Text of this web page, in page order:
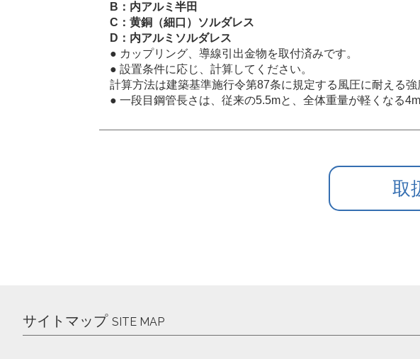
B：内アルミ半田
C：黄銅（細口）ソルダレス
D：内アルミソルダレス
● カップリング、導線引出金物を取付済みです。
● 設置条件に応じ、計算してください。
計算方法は建築基準施行令第87条に規定する風圧に耐える強
● 一段目鋼管長さは、従来の5.5mと、全体重量が軽くなる
取
サイトマップ SITE MAP